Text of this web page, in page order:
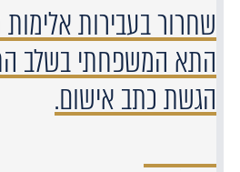
שחרור בעבירות
התא המשפחתי בשלב
הגשת כתב אישום.